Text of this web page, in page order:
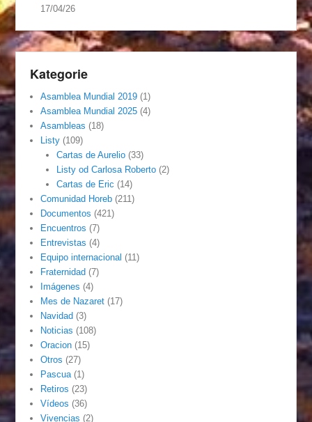
17/04/26
Kategorie
Asamblea Mundial 2019 (1)
Asamblea Mundial 2025 (4)
Asambleas (18)
Listy (109)
Cartas de Aurelio(33)
Listy od Carlosa Roberto(2)
Cartas de Eric (14)
Comunidad Horeb (211)
Documentos (421)
Encuentros (7)
Entrevistas (4)
Equipo internacional (11)
Fraternidad (7)
Imágenes (4)
Mes de Nazaret (17)
Navidad (3)
Noticias (108)
Oracion (15)
Otros (27)
Pascua (1)
Retiros (23)
Vídeos (36)
Vivencias (2)